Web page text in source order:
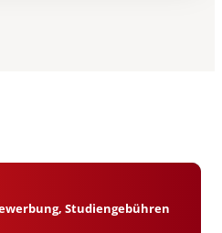
Studiengebühren